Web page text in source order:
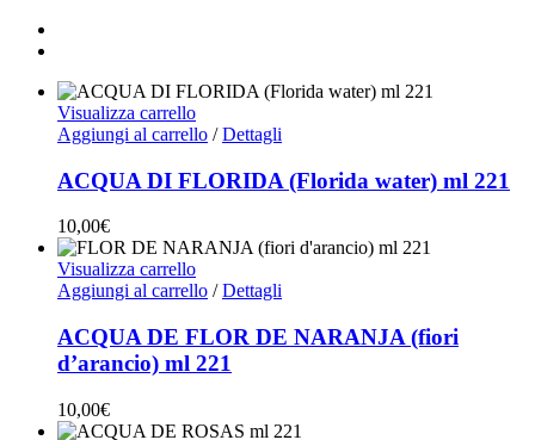
Visualizza carrello
Aggiungi al carrello / Dettagli
ACQUA DI FLORIDA (Florida water) ml 221
10,00€
Visualizza carrello
Aggiungi al carrello / Dettagli
ACQUA DE FLOR DE NARANJA (fiori
d’arancio) ml 221
10,00€